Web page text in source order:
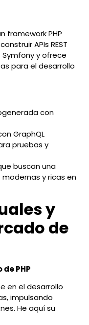
framework PHP
APIs REST
y ofrece
para el desarrollo
con
GraphQL
pruebas y
buscan una
y ricas en
y
de
PHP
en el desarrollo
impulsando
He aquí su